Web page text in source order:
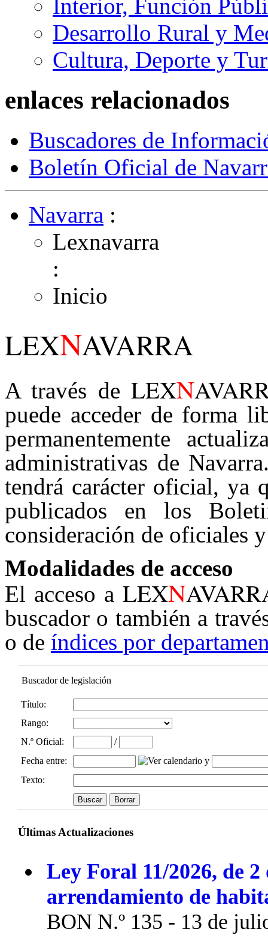
Interior, Función
Desarrollo Rural y
Cultura, Deporte y
enlaces relacionados
Buscadores de
Boletín Oficial de
Navarra :
Lexnavarra
:
Inicio
LEXNAVARRA
A través de LEXN
puede acceder de forma
permanentemente
administrativas de
tendrá carácter oficial, ya
publicados en los
consideración de oficiales
Modalidades de acceso
El acceso aLEXN
buscador o también a
o de índices por
Buscador de legislación
Título:
Rango:
N.º Oficial:
/
Fecha entre:
y
Texto:
Últimas Actualizaciones
Ley Foral 11/2026, de
arrendamiento de
BON N.º 135 - 13 de